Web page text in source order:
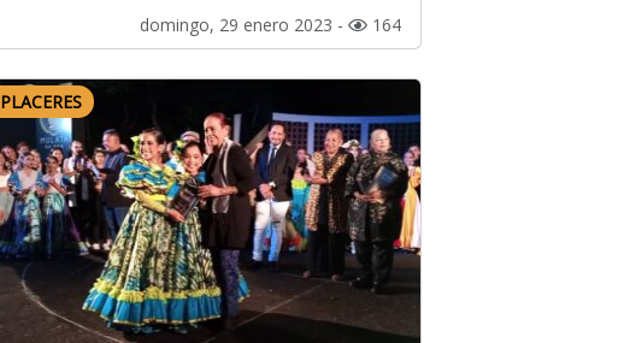
domingo, 29 enero 2023 - 164
PLACERES